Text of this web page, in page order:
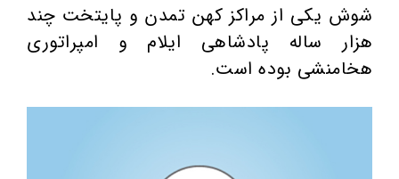
شوش یکی از مراکز کهن تمدن و پایتخت چند
هزار ساله پادشاهی ایلام و امپراتوری
هخامنشی بوده است.